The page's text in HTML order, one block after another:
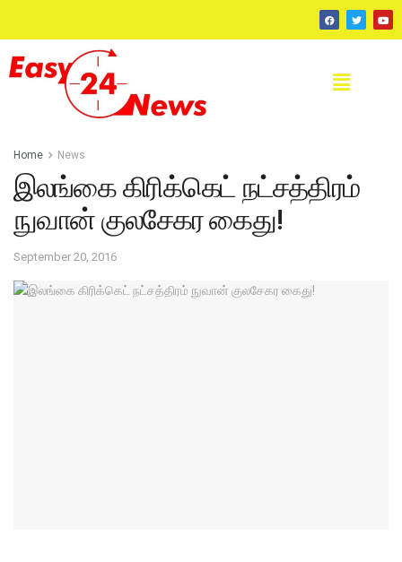
Home News
இலங்கை கிரிக்கெட் நட்சத்திரம்
நுவான் குலசேகர கைது!
September 20, 2016